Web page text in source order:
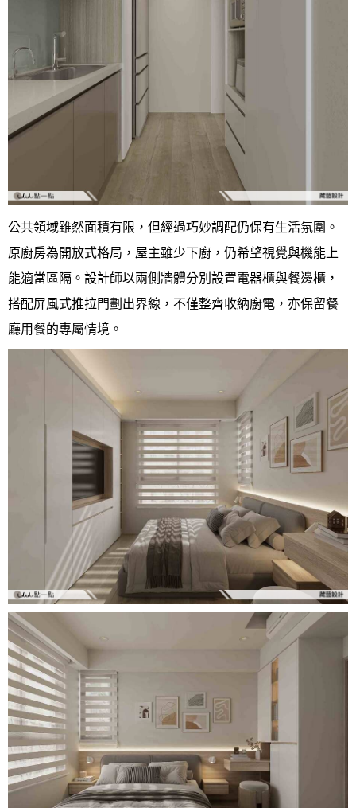
公共領域雖然面積有限，但經過巧妙調配仍保有生活氛圍。
原廚房為開放式格局，屋主雖少下廚，仍希望視覺與機能上
能適當區隔。設計師以兩側牆體分別設置電器櫃與餐邊櫃，
搭配屏風式推拉門劃出界線，不僅整齊收納廚電，亦保留餐
廳用餐的專屬情境。